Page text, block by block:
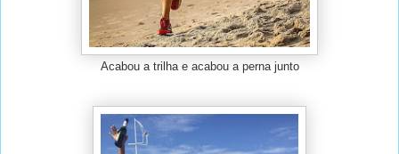
Acabou a trilha e acabou a perna junto